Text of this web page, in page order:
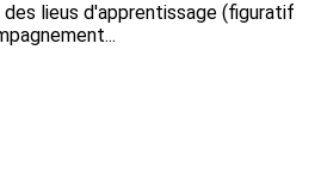
lieus d'apprentissage (figuratif